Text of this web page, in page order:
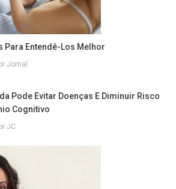
Para Entendê-Los Melhor
Jornal
Pode Evitar Doenças E Diminuir Risco
Cognitivo
JC